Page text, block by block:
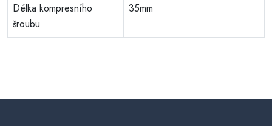
Délka kompresního
šroubu
35mm